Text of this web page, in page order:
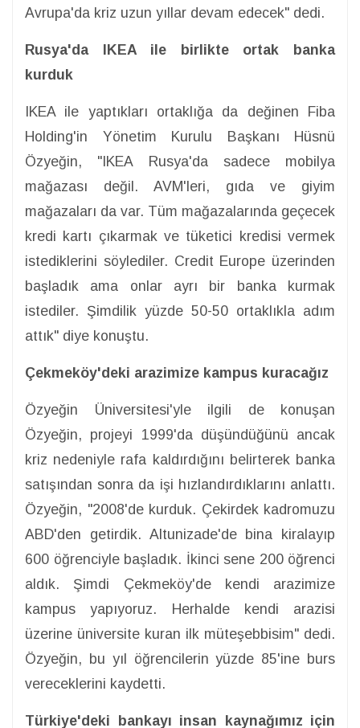
Avrupa'da kriz uzun yıllar devam edecek" dedi.
Rusya'da IKEA ile birlikte ortak banka
kurduk
IKEA ile yaptıkları ortaklığa da değinen Fiba
Holding'in Yönetim Kurulu Başkanı Hüsnü
Özyeğin, "IKEA Rusya'da sadece mobilya
mağazası değil. AVM'leri, gıda ve giyim
mağazaları da var. Tüm mağazalarında geçecek
kredi kartı çıkarmak ve tüketici kredisi vermek
istediklerini söylediler. Credit Europe üzerinden
başladık ama onlar ayrı bir banka kurmak
istediler. Şimdilik yüzde 50-50 ortaklıkla adım
attık" diye konuştu.
Çekmeköy'deki arazimize kampus kuracağız
Özyeğin Üniversitesi'yle ilgili de konuşan
Özyeğin, projeyi 1999'da düşündüğünü ancak
kriz nedeniyle rafa kaldırdığını belirterek banka
satışından sonra da işi hızlandırdıklarını anlattı.
Özyeğin, "2008'de kurduk. Çekirdek kadromuzu
ABD'den getirdik. Altunizade'de bina kiralayıp
600 öğrenciyle başladık. İkinci sene 200 öğrenci
aldık. Şimdi Çekmeköy'de kendi arazimize
kampus yapıyoruz. Herhalde kendi arazisi
üzerine üniversite kuran ilk müteşebbisim" dedi.
Özyeğin, bu yıl öğrencilerin yüzde 85'ine burs
vereceklerini kaydetti.
Türkiye'deki bankayı insan kaynağımız için